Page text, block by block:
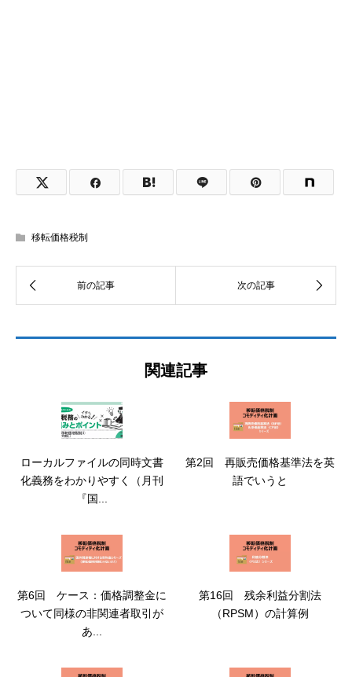
移転価格税制
関連記事
ローカルファイルの同時文書
化義務をわかりやすく（月刊
『国...
第2回 再販売価格基準法を英
語でいうと
第6回 ケース：価格調整金に
ついて同様の非関連者取引が
あ...
第16回 残余利益分割法
（RPSM）の計算例